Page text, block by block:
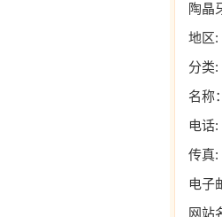
陶晶
地区:
分类:
名称
电话:
传真:
电子
网站